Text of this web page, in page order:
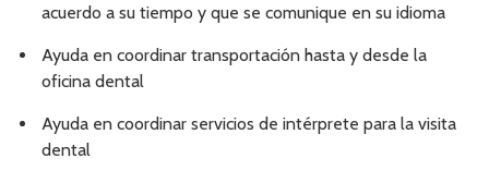
acuerdo a su tiempo y que se comunique en su idioma
Ayuda en coordinar transportación hasta y desde la
oficina dental
Ayuda en coordinar servicios de intérprete para la visita
dental